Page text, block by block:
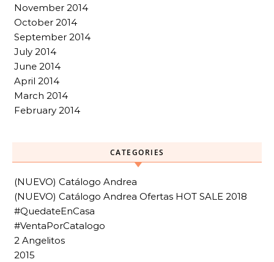
November 2014
October 2014
September 2014
July 2014
June 2014
April 2014
March 2014
February 2014
CATEGORIES
(NUEVO) Catálogo Andrea
(NUEVO) Catálogo Andrea Ofertas HOT SALE 2018
#QuedateEnCasa
#VentaPorCatalogo
2 Angelitos
2015